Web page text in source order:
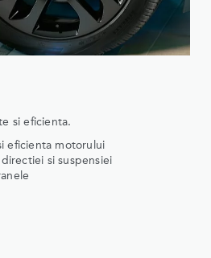
si eficienta.
eficienta motorului
si suspensiei